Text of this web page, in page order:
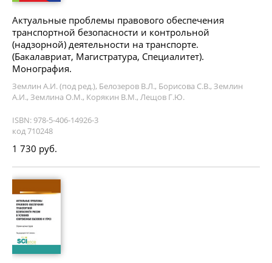
Актуальные проблемы правового обеспечения
транспортной безопасности и контрольной
(надзорной) деятельности на транспорте.
(Бакалавриат, Магистратура, Специалитет).
Монография.
Землин А.И. (под ред.), Белозеров В.Л., Борисова С.В., Землин
А.И., Землина О.М., Корякин В.М., Лещов Г.Ю.
ISBN: 978-5-406-14926-3
код 710248
1 730 руб.